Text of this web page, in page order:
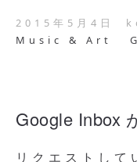
2015年5月4日
Music & Art
Google Inbox
リクエストし